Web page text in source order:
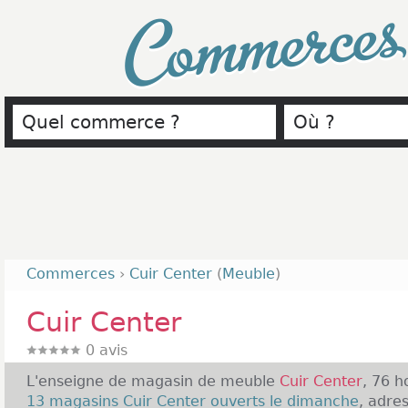
Commerces › Cuir Center (Meuble)
Cuir Center
0 avis
L'enseigne de magasin de meuble Cuir Center, 76
13 magasins Cuir Center ouverts le dimanche,